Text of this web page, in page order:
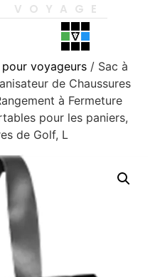
VOYAGE
pour voyageurs / Sac à
de Chaussures
à Fermeture
pour les paniers,
de Golf, L